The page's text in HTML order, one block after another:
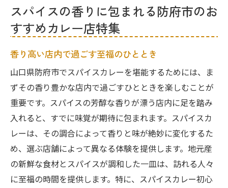
スパイスの香りに包まれる防府市のお
すすめカレー店特集
香り高い店内で過ごす至福のひととき
山口県防府市でスパイスカレーを堪能するためには、ま
ずその香り豊かな店内で過ごすひとときを楽しむことが
重要です。スパイスの芳醇な香りが漂う店内に足を踏み
入れると、すでに味覚が期待に包まれます。スパイスカ
レーは、その調合によって香りと味が絶妙に変化するた
め、選ぶ店舗によって異なる体験を提供します。地元産
の新鮮な食材とスパイスが調和した一皿は、訪れる人々
に至福の時間を提供します。特に、スパイスカレー初心